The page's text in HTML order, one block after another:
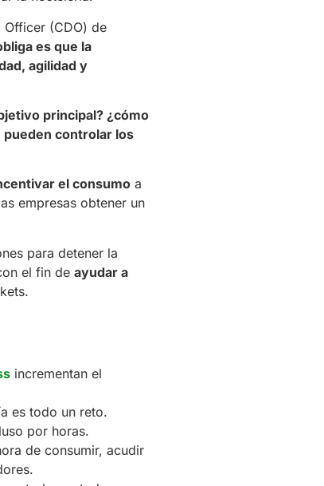
(CDO) de
es que la
agilidad y
principal? ¿cómo
pueden controlar los
el consumoa
empresas obtener un
para detener la
el fin de ayudar a
incrementan el
es todo un reto.
por horas.
de consumir, acudir